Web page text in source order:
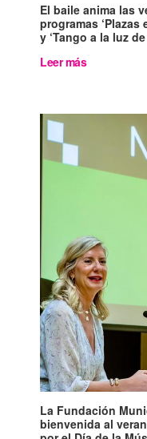
El baile anima las
programas ‘Plazas
y ‘Tango a la luz
Leer más
La Fundación
bienvenida al